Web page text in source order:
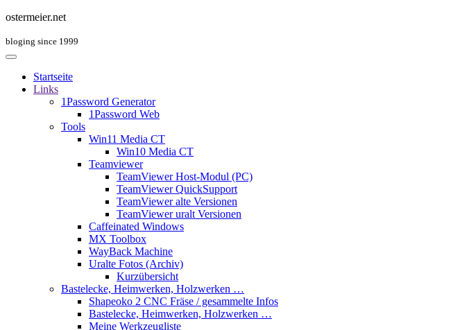
ostermeier.net
bloging since 1999
Startseite
Links
1Password Generator
1Password Web
Tools
Win11 Media CT
Win10 Media CT
Teamviewer
TeamViewer Host-Modul (PC)
TeamViewer QuickSupport
TeamViewer alte Versionen
TeamViewer uralt Versionen
Caffeinated Windows
MX Toolbox
WayBack Machine
Uralte Fotos (Archiv)
Kurzübersicht
Bastelecke, Heimwerken, Holzwerken …
Shapeoko 2 CNC Fräse / gesammelte Infos
Bastelecke, Heimwerken, Holzwerken …
Meine Werkzeugliste